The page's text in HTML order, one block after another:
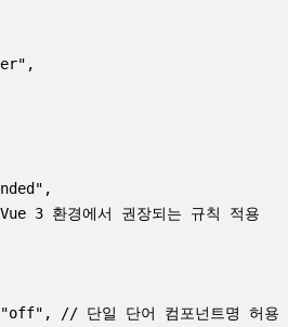
환경에서 권장되는 규칙 적용
// 단일 단어 컴포넌트명 허용